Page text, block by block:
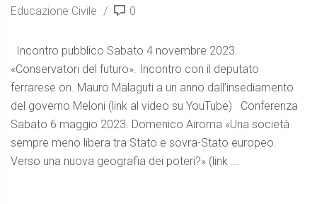
Educazione Civile
0
Incontro pubblico Sabato 4 novembre 2023.
«Conservatori del futuro». Incontro con il deputato
ferrarese on. Mauro Malaguti a un anno dall’insediamento
del governo Meloni (link al video su YouTube) Conferenza
Sabato 6 maggio 2023. Domenico Airoma «Una società
sempre meno libera tra Stato e sovra-Stato europeo.
Verso una nuova geografia dei poteri?» (link ...